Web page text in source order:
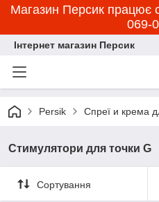
Магазин Персик працює
069-
Інтернет магазин Персик
Persik Спреї и крема
Стимулятори для точки G
Сортування